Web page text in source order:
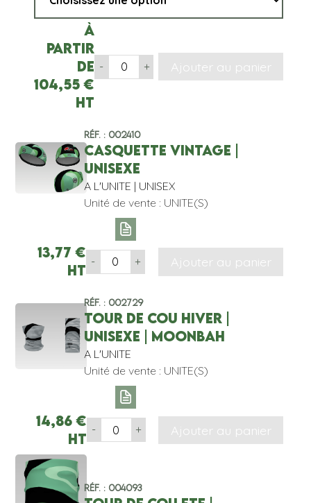
À
partir
de
104,55€
HT
- + Ajouter au panier
Réf. : 002410
CASQUETTE VINTAGE |
UNISEXE
A L'UNITE | UNISEX
Unité de vente : UNITE(S)
13,77 €
HT
- + Ajouter au panier
Réf. : 002729
TOUR DE COU HIVER |
UNISEXE | MOONBAH
A L'UNITE
Unité de vente : UNITE(S)
14,86€
HT
- + Ajouter au panier
Réf. : 004093